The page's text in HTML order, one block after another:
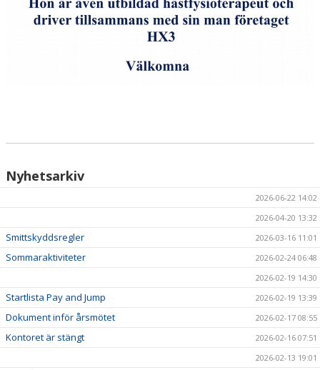
Nyhetsarkiv
2026-06-22 14:02
2026-04-20 13:32
Smittskyddsregler 2026-03-16 11:01
Sommaraktiviteter
2026-02-24 06:48
2026-02-19 14:30
Startlista Pay and Jump 2026-02-19 13:39
Dokument inför årsmötet 2026-02-17 08:55
Kontoret är stängt
2026-02-16 07:51
2026-02-13 19:01